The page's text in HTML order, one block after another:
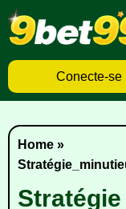
Conecte-se
Home »